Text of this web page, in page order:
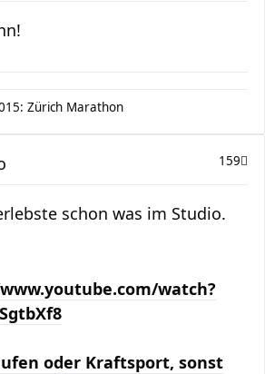
Zürich Marathon
159
schon was im Studio.
watch?
oder Kraftsport, sonst